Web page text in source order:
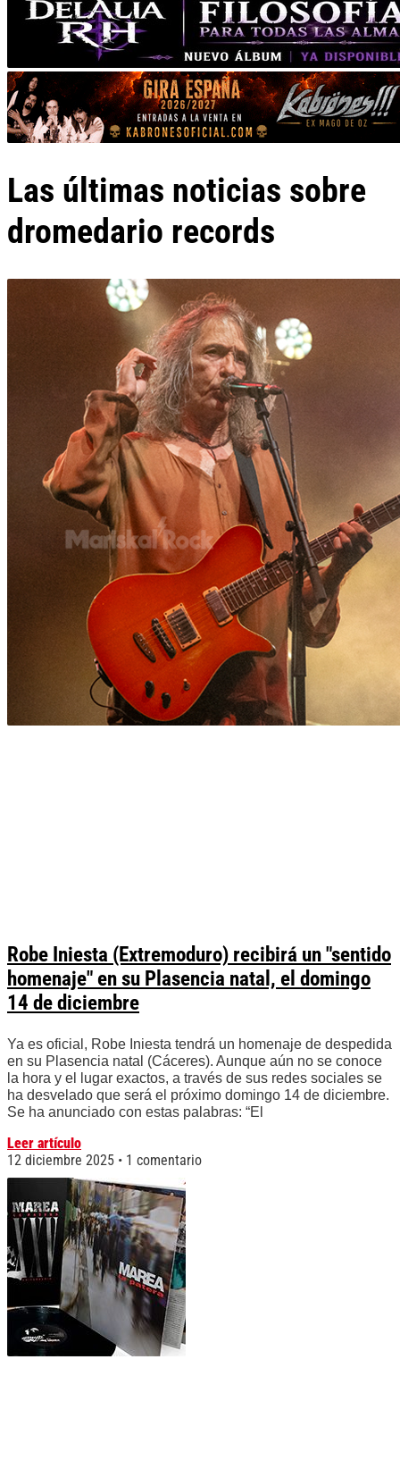
Las últimas noticias sobre
dromedario records
Robe Iniesta (Extremoduro) recibirá un "sentido
homenaje" en su Plasencia natal, el domingo
14 de diciembre
Ya es oficial, Robe Iniesta tendrá un homenaje de despedida
en su Plasencia natal (Cáceres). Aunque aún no se conoce
la hora y el lugar exactos, a través de sus redes sociales se
ha desvelado que será el próximo domingo 14 de diciembre.
Se ha anunciado con estas palabras: “El
Leer artículo
12 diciembre 2025
1 comentario